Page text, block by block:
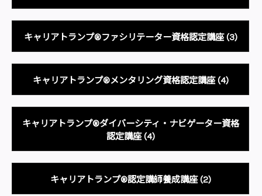
キャリアトランプ®ファシリテーター資格認定講座(3)
キャリアトランプ®メンタリング資格認定講座(4)
キャリアトランプ®ダイバーシティ・ナビゲーター資格
認定講座(4)
キャリアトランプ®認定講師養成講座(2)